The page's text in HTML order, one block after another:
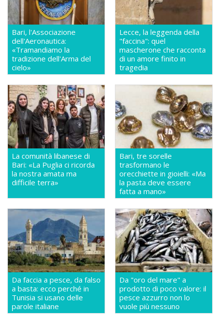
Bari, l'Associazione
dell'Aeronautica:
«Tramandiamo la
tradizione dell'Arma del
cielo»
Lecce, la leggenda della
"faccina": quel
mascherone che racconta
di un amore finito in
tragedia
La comunità libanese di
Bari: «La Puglia ci ricorda
la nostra amata ma
difficile terra»
Bari, tre sorelle
trasformano le
orecchiette in gioielli: «Ma
la pasta deve essere
fatta a mano»
Da faccia a pesce, da falso
a basta: ecco perché in
Tunisia si usano delle
parole italiane
Da "oro del mare" a
prodotto di poco valore: il
pesce azzurro non lo
vuole più nessuno